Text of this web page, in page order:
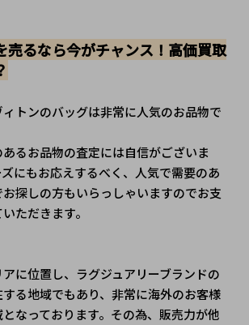
売るなら今がチャンス！高価買取
トンのバッグは非常に人気のお品物で
るお品物の査定には自信がございま
にもお応えするべく、人気で需要のあ
探しの方もいらっしゃいますのでお支
ただきます。
に位置し、ラグジュアリーブランドの
る地域でもあり、非常に海外のお客様
なっております。その為、販売力が他